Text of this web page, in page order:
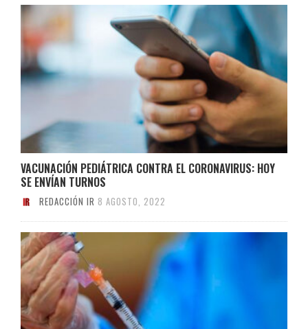
VACUNACIÓN PEDIÁTRICA CONTRA EL CORONAVIRUS: HOY
SE ENVÍAN TURNOS
REDACCIÓN IR 8 AGOSTO, 2022